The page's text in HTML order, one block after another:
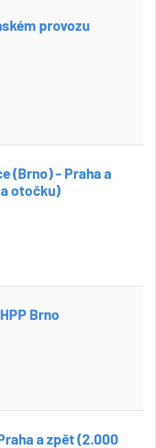
provozu
(Brno) - Praha a
otočku)
Brno
a zpět (2.000